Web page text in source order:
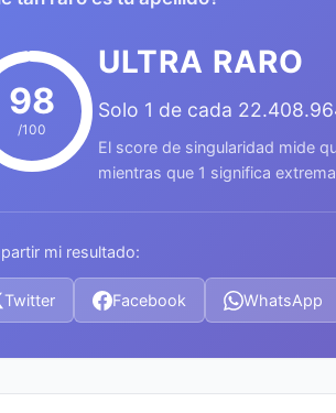
98
/100
ULTRA RARO
Solo 1 de cada
El score de singularidad mide
mientras que 1 significa
mi resultado:
Twitter Facebook WhatsApp